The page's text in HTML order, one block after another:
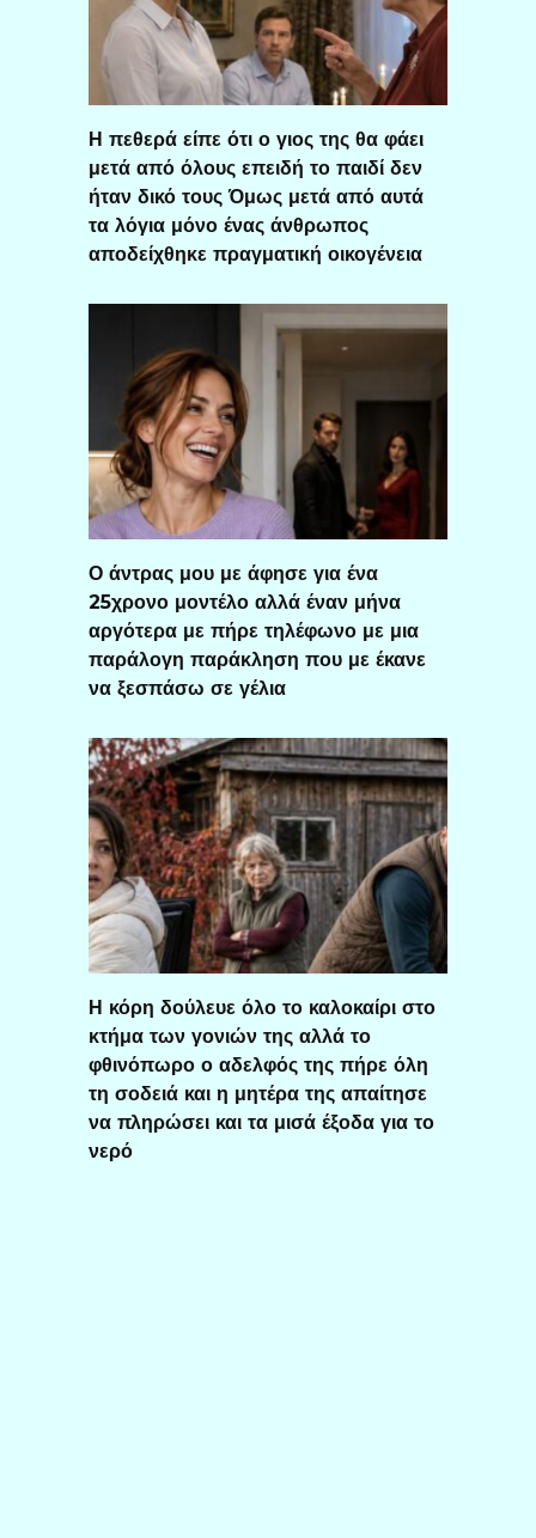
Η πεθερά είπε ότι ο γιος της θα φάει
μετά από όλους επειδή το παιδί δεν
ήταν δικό τους Όμως μετά από αυτά
τα λόγια μόνο ένας άνθρωπος
αποδείχθηκε πραγματική οικογένεια
Ο άντρας μου με άφησε για ένα
25χρονο μοντέλο αλλά έναν μήνα
αργότερα με πήρε τηλέφωνο με μια
παράλογη παράκληση που με έκανε
να ξεσπάσω σε γέλια
Η κόρη δούλευε όλο το καλοκαίρι στο
κτήμα των γονιών της αλλά το
φθινόπωρο ο αδελφός της πήρε όλη
τη σοδειά και η μητέρα της απαίτησε
να πληρώσει και τα μισά έξοδα για το
νερό